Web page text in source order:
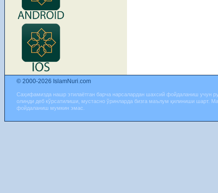
© 2000-2026 IslamNuri.com
Саҳифамизда нашр этилаётган барча нарсалардан шахсий фойдаланиш учун
олинди деб кўрсатилиши, мустасно ўринларда бизга маълум қилиниши шарт.
фойдаланиш мумкин эмас.